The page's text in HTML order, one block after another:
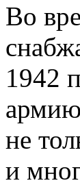
Во
1942
не
и